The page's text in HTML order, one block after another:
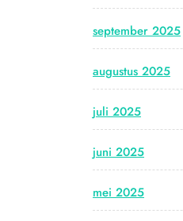
september 2025
augustus 2025
juli 2025
juni 2025
mei 2025